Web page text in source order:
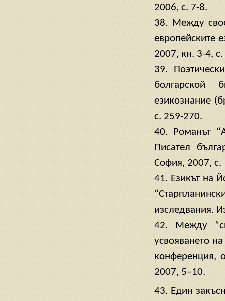
2006, с. 7-8.
38. Между
европейските
2007, кн. 3-4,
39.
болгарской
езикознание
с. 259-270.
40. Романът
Писател
София, 2007, с.
41. Езикът на
изследвания.
42. Между
усвояването
конференция,
2007, 5–10.
43. Един